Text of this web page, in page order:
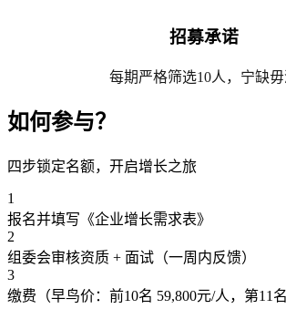
招募承诺
每期严格筛选10人，宁缺
如何参与？
四步锁定名额，开启增长之旅
1
报名并填写《企业增长需求表》
2
组委会审核资质 + 面试（一周内反馈）
3
缴费（早鸟价：前10名 59,800元/人，第11